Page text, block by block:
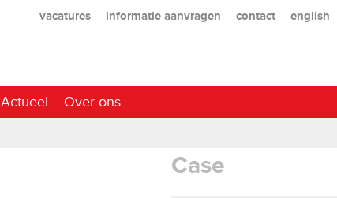
vacatures informatie aanvragen contact english
Actueel Over ons
Case